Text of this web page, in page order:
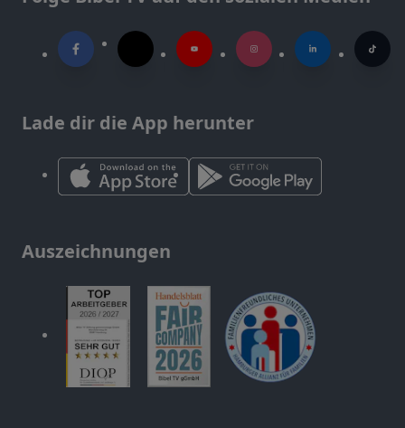
Lade dir die App herunter
Auszeichnungen